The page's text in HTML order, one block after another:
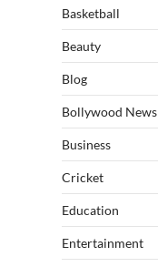
Basketball
Beauty
Blog
Bollywood News
Business
Cricket
Education
Entertainment